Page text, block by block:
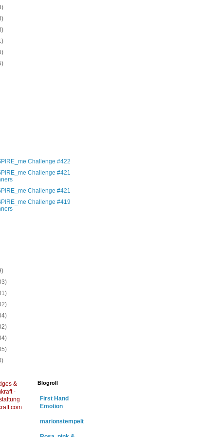
Challenge #422
Challenge #421
Challenge #421
Challenge #419
&
-
Blogroll
First Hand
Emotion
marionstempelt